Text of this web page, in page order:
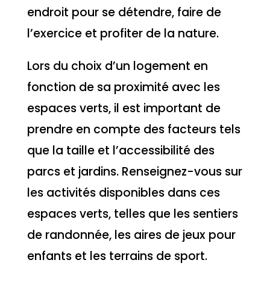
endroit pour se détendre, faire de
l’exercice et profiter de la nature.
Lors du choix d’un logement en
fonction de sa proximité avec les
espaces verts, il est important de
prendre en compte des facteurs tels
que la taille et l’accessibilité des
parcs et jardins. Renseignez-vous sur
les activités disponibles dans ces
espaces verts, telles que les sentiers
de randonnée, les aires de jeux pour
enfants et les terrains de sport.